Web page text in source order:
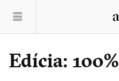
Edícia: 100%